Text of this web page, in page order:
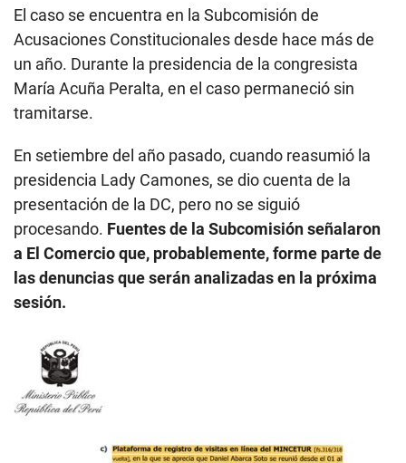
El caso se encuentra en la Subcomisión de
Acusaciones Constitucionales desde hace más de
un año. Durante la presidencia de la congresista
María Acuña Peralta, en el caso permaneció sin
tramitarse.
En setiembre del año pasado, cuando reasumió la
presidencia Lady Camones, se dio cuenta de la
presentación de la DC, pero no se siguió
procesando. Fuentes de la Subcomisión señalaron
a El Comercio que, probablemente, forme parte de
las denuncias que serán analizadas en la próxima
sesión.